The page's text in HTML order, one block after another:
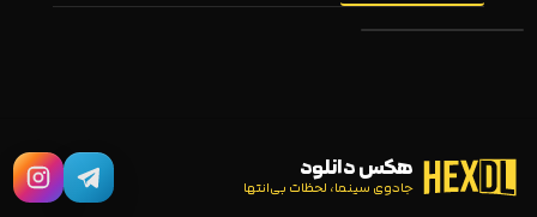
هکس دانلود
جادوی سینما، لحظات بی‌انتها